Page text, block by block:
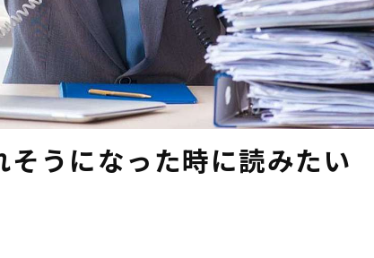
うになった時に読みたい